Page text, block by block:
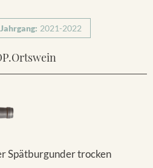
Jahrgang: 2021-2022
Spätburgunder trocken